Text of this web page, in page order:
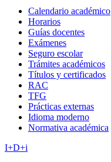
Calendario académico
Horarios
Guías docentes
Exámenes
Seguro escolar
Trámites académicos
Títulos y certificados
RAC
TFG
Prácticas externas
Idioma moderno
Normativa académica
I+D+i